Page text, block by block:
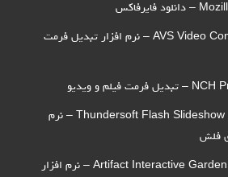
دانلود AVS Video Converter 14.1.3.4 – نرم افزار تبدیل فرمت
دانلود Thundersoft Flash Slideshow Factory 5.6.0.0 – نرم
فلش
دانلود Artifact Interactive Garden Planner 3.8.83 – نرم افزار